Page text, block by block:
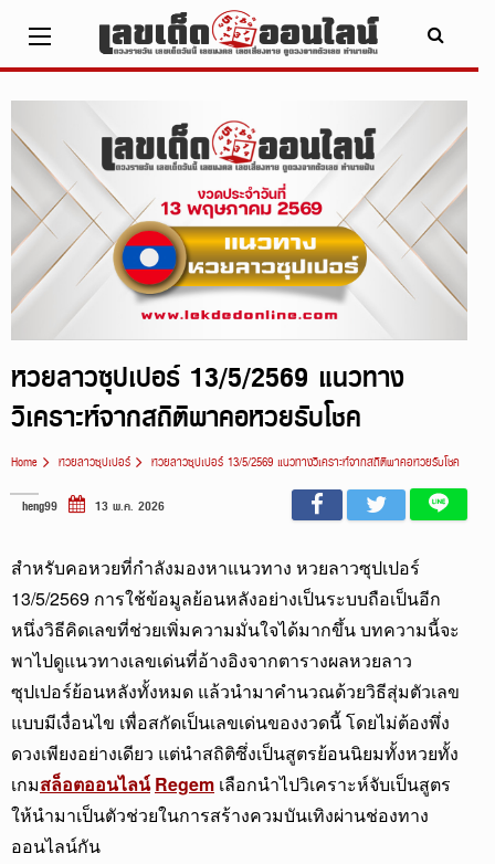
content
หวยลาวซุปเปอร์ 13/5/2569 แนวทาง
วิเคราะห์จากสถิติพาคอหวยรับโชค
Home หวยลาวซุปเปอร์ หวยลาวซุปเปอร์ 13/5/2569 แนวทางวิเคราะห์จากสถิติพาคอหวยรับโชค
heng99 13 พ.ค. 2026
สำหรับคอหวยที่กำลังมองหาแนวทาง หวยลาวซุปเปอร์
13/5/2569 การใช้ข้อมูลย้อนหลังอย่างเป็นระบบถือเป็นอีก
หนึ่งวิธีคิดเลขที่ช่วยเพิ่มความมั่นใจได้มากขึ้น บทความนี้จะ
พาไปดูแนวทางเลขเด่นที่อ้างอิงจากตารางผลหวยลาว
ซุปเปอร์ย้อนหลังทั้งหมด แล้วนำมาคำนวณด้วยวิธีสุ่มตัวเลข
แบบมีเงื่อนไข เพื่อสกัดเป็นเลขเด่นของงวดนี้ โดยไม่ต้องพึ่ง
ดวงเพียงอย่างเดียว แต่นำสถิติซึ่งเป็นสูตรย้อนนิยมทั้งหวยทั้ง
เกมสล็อตออนไลน์ Regem เลือกนำไปวิเคราะห์จับเป็นสูตร
ให้นำมาเป็นตัวช่วยในการสร้างควมบันเทิงผ่านช่องทาง
ออนไลน์กัน